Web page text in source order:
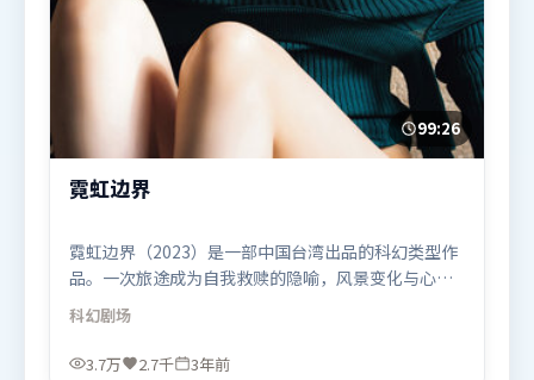
99:26
霓虹边界
霓虹边界（2023）是一部中国台湾出品的科幻类型作
品。一次旅途成为自我救赎的隐喻，风景变化与心境
转折彼此呼应。摄影与美术共同营造出强烈地域气
质，增强沉浸感。由吕克·贝松执导，长泽雅美、托
尼·贾、章子怡，周迅、汤姆·哈迪、赵丽颖等联袂
科幻剧场
3.7万 2.7千 3年前